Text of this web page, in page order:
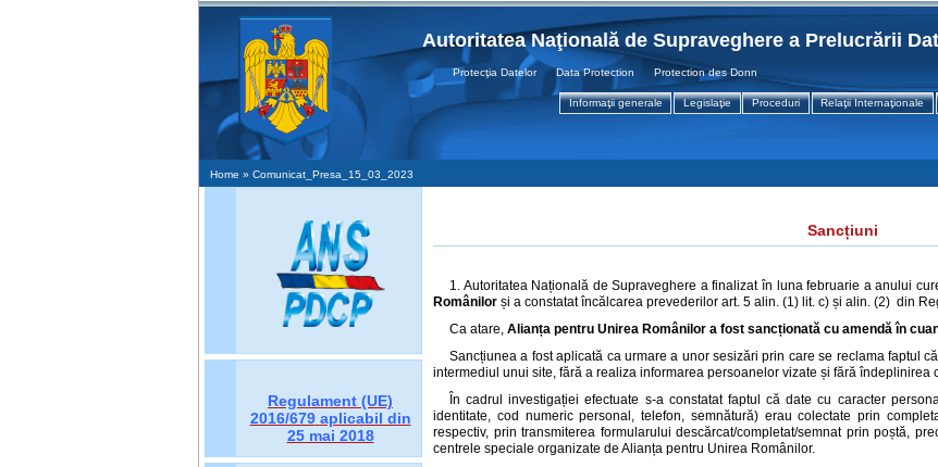
Autoritatea Naţională de Supraveghere a Prelucrării
Protecţia Datelor Data Protection Protection des Donnees
Informaţii generale Legislaţie Proceduri Relaţii Internaţionale
Home » Comunicat_Presa_15_03_2023
Regulament (UE)
2016/679 aplicabil din
25 mai 2018
Sancțiuni
1. Autoritatea Națională de Supraveghere a finalizat în luna februarie a anului
Românilor și a constatat încălcarea prevederilor art. 5 alin. (1) lit. c) și alin. (2) din
Ca atare, Alianța pentru Unirea Românilor a fost sancționată cu amendă în
Sancțiunea a fost aplicată ca urmare a unor sesizări prin care se reclama faptul
intermediul unui site, fără a realiza informarea persoanelor vizate și fără
În cadrul investigației efectuate s-a constatat faptul că date cu caracter
identitate, cod numeric personal, telefon, semnătură) erau colectate prin
respectiv, prin transmiterea formularului descărcat/completat/semnat prin poștă,
centrele speciale organizate de Alianța pentru Unirea Românilor.